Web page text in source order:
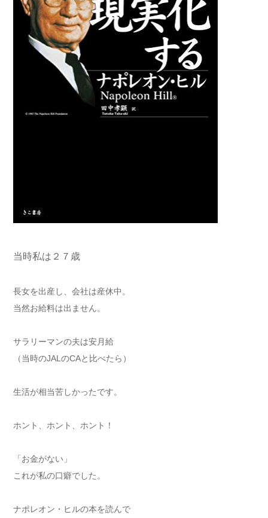
当時私は２７歳
長女を出産し、会社は産休中。
当然お給料は出ません。
サラリーマンの夫は安月給
（当時のJALのCAと比べたら）
生活が相当苦しかったです。
ホント、ホント、ホント！
「お金がない」
これが私の口癖でした。
ナポレオン・ヒルの本を読んで